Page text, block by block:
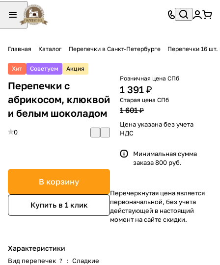
Главная Каталог Перепечки в Санкт-Петербурге Перепечки 16 шт.
Хит Советуем Акция
Перепечки с
абрикосом, клюквой
и белым шоколадом
0
В корзину
Купить в 1 клик
Характеристики
Вид перепечек ? : Сладкие
Розничная цена СПб
1 391 ₽
Старая цена СПб
1 601 ₽
Цена указана без учета
НДС
Минимальная сумма
заказа 800 руб.
Перечеркнутая цена является
первоначальной, без учета
действующей в настоящий
момент на сайте скидки.